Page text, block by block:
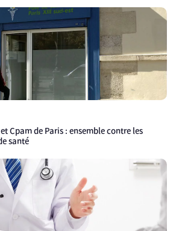
Cpam de Paris : ensemble contre les
santé